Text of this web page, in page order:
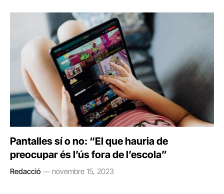
Pantalles sí o no: “El que hauria de
preocupar és l’ús fora de l’escola”
Redacció novembre 15, 2023